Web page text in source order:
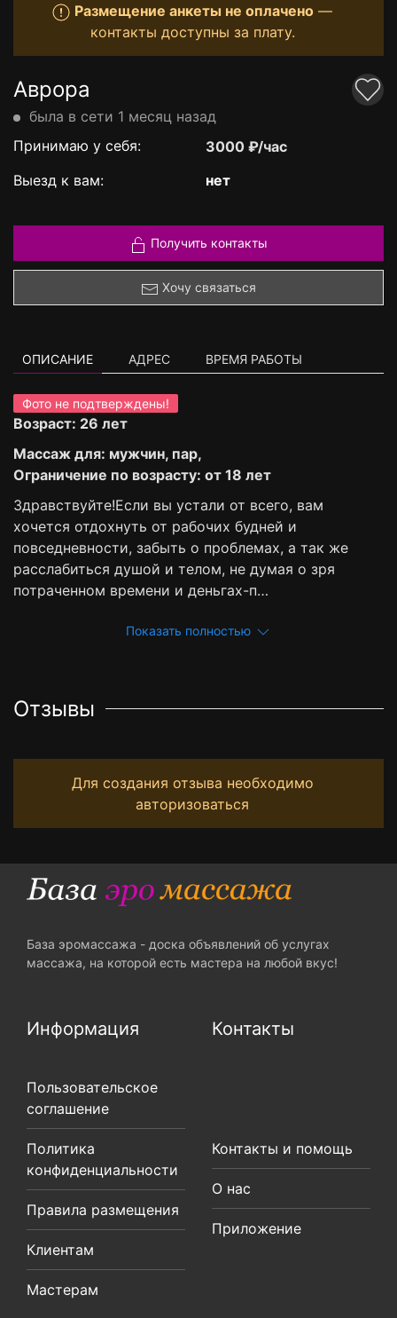
Размещение анкеты не оплачено —
контакты доступны за плату.
Аврора
была в сети 1 месяц назад
Принимаю у себя:
3000 ₽/час
Выезд к вам:
нет
Получить контакты
Хочу связаться
ОПИСАНИЕ АДРЕС ВРЕМЯ РАБОТЫ
Фото не подтверждены!
Возраст: 26 лет
Массаж для: мужчин, пар,
Ограничение по возрасту: от 18 лет
Здравствуйте!Если вы устали от всего, вам
хочется отдохнуть от рабочих будней и
повседневности, забыть о проблемах, а так же
расслабиться душой и телом, не думая о зря
потраченном времени и деньгах-п…
Показать полностью
Отзывы
Для создания отзыва необходимо
авторизоваться
База эромассажа - доска объявлений об услугах
массажа, на которой есть мастера на любой вкус!
Информация
Пользовательское
соглашение
Политика
конфиденциальности
Правила размещения
Клиентам
Мастерам
Контакты
Контакты и помощь
О нас
Приложение